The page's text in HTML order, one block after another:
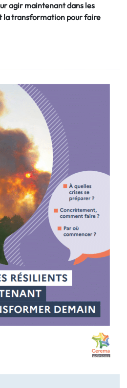
agir maintenant dans les
la transformation pour faire